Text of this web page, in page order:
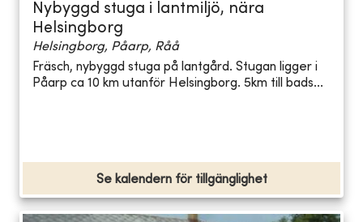
Nybyggd stuga i lantmiljö, nära
Helsingborg
Helsingborg, Påarp, Råå
Fräsch, nybyggd stuga på lantgård. Stugan ligger i
Påarp ca 10 km utanför Helsingborg. 5km till bads...
Se kalendern för tillgänglighet